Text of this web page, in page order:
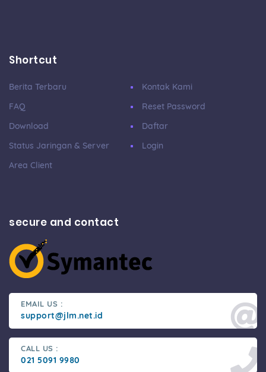
Shortcut
Berita Terbaru
FAQ
Download
Status Jaringan & Server
Area Client
Kontak Kami
Reset Password
Daftar
Login
secure and contact
EMAIL US :
support@jlm.net.id
CALL US :
021 5091 9980